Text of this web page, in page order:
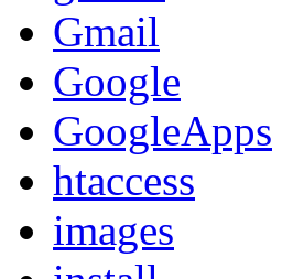
Gmail
Google
GoogleApps
htaccess
images